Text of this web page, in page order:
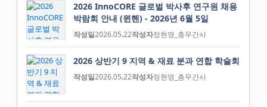
2026 InnoCORE 글로벌 박사후 연구원 채용
박람회 안내 (뮌헨) - 2026년 6월 5일
작성일2026.05.22작성자정현영_총무간사
2026 상반기 9 지역 & 재료 분과 연합 학술회
작성일2026.05.22작성자정현영_총무간사